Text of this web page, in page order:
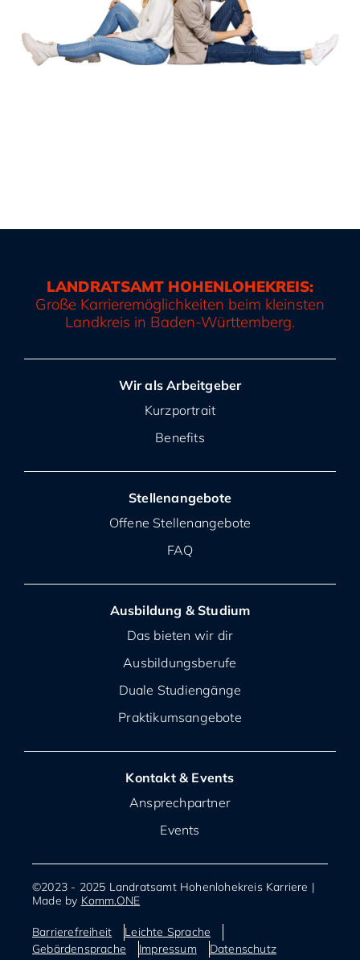
LANDRATSAMT HOHENLOHEKREIS:
Große Karrieremöglichkeiten beim kleinsten
Landkreis in Baden-Württemberg.
Wir als Arbeitgeber
Kurzportrait
Benefits
Stellenangebote
Offene Stellenangebote
FAQ
Ausbildung & Studium
Das bieten wir dir
Ausbildungsberufe
Duale Studiengänge
Praktikumsangebote
Kontakt & Events
Ansprechpartner
Events
©2023 - 2025 Landratsamt Hohenlohekreis Karriere |
Made by Komm.ONE
Barrierefreiheit
Leichte Sprache
Gebärdensprache
Impressum Datenschutz